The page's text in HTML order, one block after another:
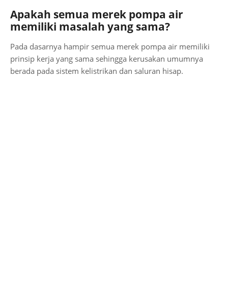
Apakah semua merek pompa air
memiliki masalah yang sama?
Pada dasarnya hampir semua merek pompa air memiliki
prinsip kerja yang sama sehingga kerusakan umumnya
berada pada sistem kelistrikan dan saluran hisap.